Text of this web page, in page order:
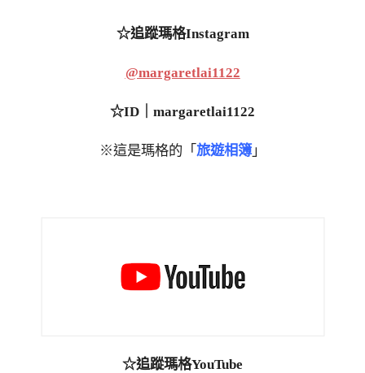
☆追蹤瑪格Instagram
@margaretlai1122
☆ID｜margaretlai1122
※這是瑪格的「 旅遊相簿 」
☆追蹤瑪格YouTube